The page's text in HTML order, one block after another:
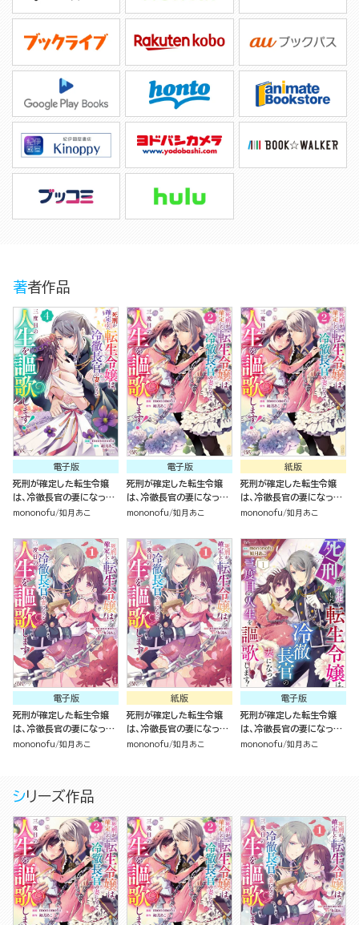
著者作品
電子版
死刑が確定した転生令嬢
は、冷徹長官の妻になって
三度目の人生を謳歌しま
mononofu 如月あこ
電子版
死刑が確定した転生令嬢
は、冷徹長官の妻になって
三度目の人生を謳歌しま
mononofu 如月あこ
紙版
死刑が確定した転生令嬢
は、冷徹長官の妻になって
三度目の人生を謳歌しま
mononofu 如月あこ
電子版
死刑が確定した転生令嬢
は、冷徹長官の妻になって
三度目の人生を謳歌しま
mononofu 如月あこ
紙版
死刑が確定した転生令嬢
は、冷徹長官の妻になって
三度目の人生を謳歌しま
mononofu 如月あこ
電子版
死刑が確定した転生令嬢
は、冷徹長官の妻になって
三度目の人生を謳歌しま
mononofu 如月あこ
シリーズ作品